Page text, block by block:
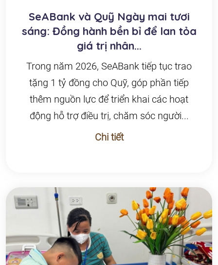
SeABank và Quỹ Ngày mai tươi
sáng: Đồng hành bền bỉ để lan tỏa
giá trị nhân...
Trong năm 2026, SeABank tiếp tục trao
tặng 1 tỷ đồng cho Quỹ, góp phần tiếp
thêm nguồn lực để triển khai các hoạt
động hỗ trợ điều trị, chăm sóc người...
Chi tiết